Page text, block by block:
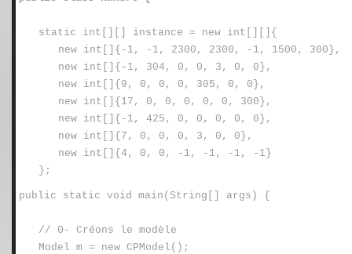
static int[][] instance = new int[][]{
new int[]{-1, -1, 2300, 2300, -1, 1500, 300},
new int[]{-1, 304, 0, 0, 3, 0, 0},
new int[]{9, 0, 0, 0, 305, 0, 0},
new int[]{17, 0, 0, 0, 0, 0, 300},
new int[]{-1, 425, 0, 0, 0, 0, 0},
new int[]{7, 0, 0, 0, 3, 0, 0},
new int[]{4, 0, 0, -1, -1, -1, -1}
};
public static void main(String[] args) {
// 0- Créons le modèle
Model m = new CPModel();